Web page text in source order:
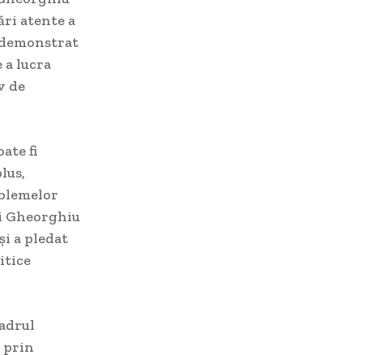
atente a
a lucra
de
fi
Gheorghiu
a pledat
prin